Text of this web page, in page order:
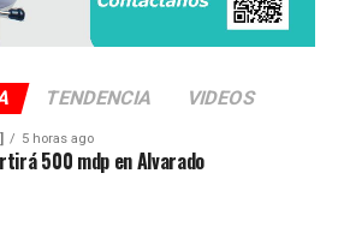
TENDENCIA VIDEOS
5 horas ago
500 mdp en Alvarado